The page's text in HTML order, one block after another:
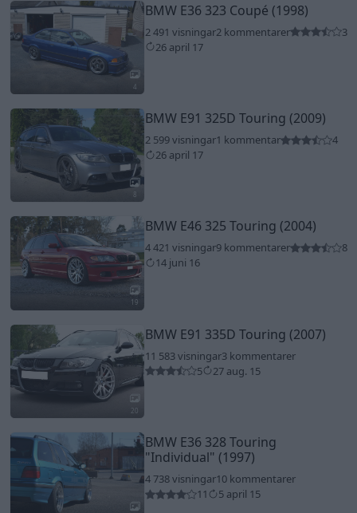
4
BMW E36 323 Coupé (1998)
2 491 visningar2 kommentarer
3
26 april 17
8
BMW E91 325D Touring (2009)
2 599 visningar1 kommentar
4
26 april 17
19
BMW E46 325 Touring (2004)
4 421 visningar9 kommentarer
8
14 juni 16
20
BMW E91 335D Touring (2007)
11 583 visningar3 kommentarer
5
27 aug. 15
BMW E36 328 Touring
"Individual" (1997)
4 738 visningar10 kommentarer
11
5 april 15